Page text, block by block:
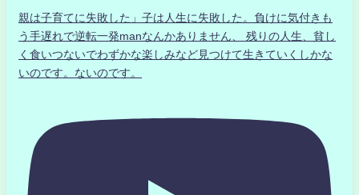
親は子育てに失敗した」子は人生に失敗した。負けに気付きも
う手遅れで逆転一発manなんかありません、 残りの人生、貧し
く食いつないでわずかな楽しみなど見つけて生きていくしかな
いのです。ないのです。